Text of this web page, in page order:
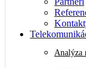
Analýza